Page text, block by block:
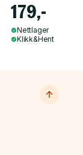
179,-
Nettlager
Klikk&Hent